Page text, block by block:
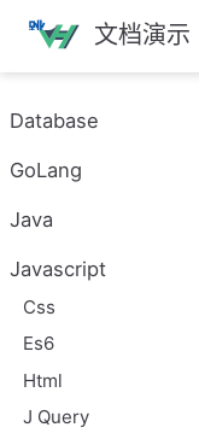
跳
主
內
文档演示
Database
GoLang
Java
Javascript
Css
Es6
Html
J Query